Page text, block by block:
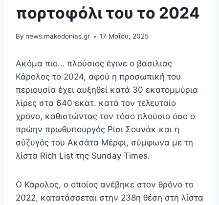
πορτοφόλι του το 2024
By news.makedonias.gr 17 Μαΐου, 2025
Ακόμα πιο… πλούσιος έγινε ο βασιλιάς
Κάρολος το 2024, αφού η προσωπική του
περιουσία έχει αυξηθεί κατά 30 εκατομμύρια
λίρες στα 640 εκατ. κατά τον τελευταίο
χρόνο, καθιστώντας τον τόσο πλούσιο όσο ο
πρώην πρωθυπουργός Ρίσι Σουνάκ και η
σύζυγός του Ακσάτα Μέρφι, σύμφωνα με τη
λίστα Rich List της Sunday Times.
Ο Κάρολος, ο οποίος ανέβηκε στον θρόνο το
2022, κατατάσσεται στην 238η θέση στη λίστα